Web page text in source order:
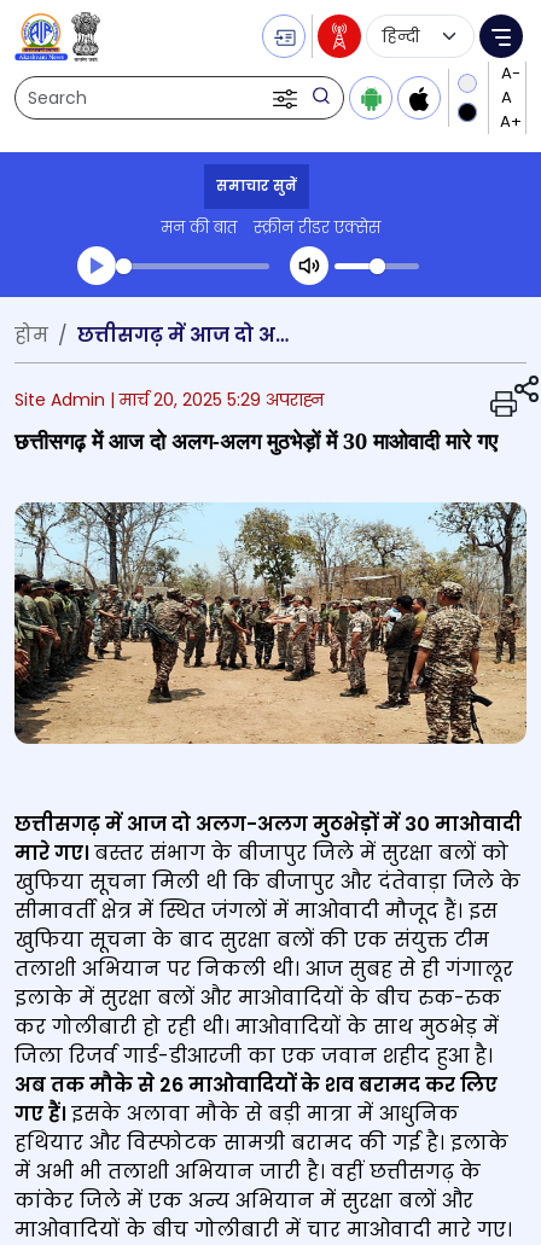
Search
Language
समाचार सुनें
मन की बात स्क्रीन रीडर एक्सेस
Transcript summary
प्ले ऑडियो
होम छत्तीसगढ़ में आज दो अलग-अलग मुठभेड़ों में 30 माओवादी मारे गए
Site Admin |मार्च 20, 2025 5:29 अपराह्न
छत्तीसगढ़ में आज दो अलग-अलग मुठभेड़ों में 30 माओवादी मारे गए
छत्तीसगढ़ में आज दो अलग-अलग मुठभेड़ों में 30 माओवादी
मारे गए। बस्तर संभाग के बीजापुर जिले में सुरक्षा बलों को
खुफिया सूचना मिली थी कि बीजापुर और दंतेवाड़ा जिले के
सीमावर्ती क्षेत्र में स्थित जंगलों में माओवादी मौजूद हैं। इस
खुफिया सूचना के बाद सुरक्षा बलों की एक संयुक्त टीम
तलाशी अभियान पर निकली थी। आज सुबह से ही गंगालूर
इलाके में सुरक्षा बलों और माओवादियों के बीच रुक-रुक
कर गोलीबारी हो रही थी। माओवादियों के साथ मुठभेड़ में
जिला रिजर्व गार्ड-डीआरजी का एक जवान शहीद हुआ है।
अब तक मौके से 26 माओवादियों के शव बरामद कर लिए
गए हैं। इसके अलावा मौके से बड़ी मात्रा में आधुनिक
हथियार और विस्फोटक सामग्री बरामद की गई है। इलाके
में अभी भी तलाशी अभियान जारी है। वहीं छत्तीसगढ़ के
कांकेर जिले में एक अन्य अभियान में सुरक्षा बलों और
माओवादियों के बीच गोलीबारी में चार माओवादी मारे गए।